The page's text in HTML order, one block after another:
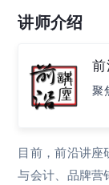
讲师介绍
聚
目前，前沿讲
与会计、品牌营